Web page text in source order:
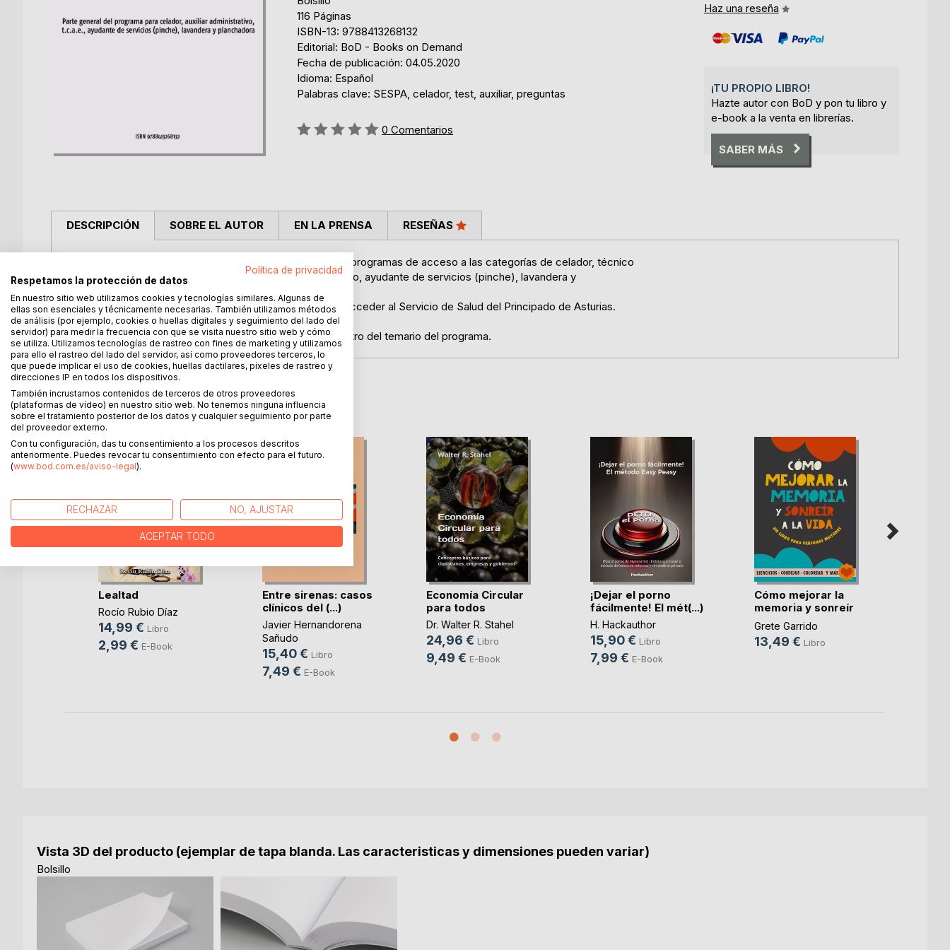
116 Páginas
ISBN-13: 9788413268132
Editorial: BoD - Books on Demand
Fecha de publicación: 04.05.2020
Idioma: Español
Palabras clave: SESPA, celador, test, auxiliar, preguntas
Rating:
0 Comentarios
Haz una reseña
¡TU PROPIO LIBRO!
Hazte autor con BoD y pon tu libro y
e-book a la venta en librerías.
SABER MÁS
DESCRIPCIÓN
320 preguntas tipo test relativas a la parte general de los programas de acceso a las categorías de celador, técnico
en cuidados auxiliares de enfermería, auxiliar administrativo, ayudante de servicios (pinche), lavandera y
planchadora.
Válidas para interinos, eventuales y personal que desee acceder al Servicio de Salud del Principado de Asturias.
Divididas en 8 test mixtos de 40 preguntas cada uno.
Con las respuestas a cada pregunta y su localización dentro del temario del programa.
SOBRE EL AUTOR EN LA PRENSA RESEÑAS
MÁS TÍTULOS DEBoD
Lealtad
Rocío Rubio Díaz
14,99 € Libro
2,99 € E-Book
Entre sirenas: casos
clínicos del (...)
Javier Hernandorena
Sañudo
15,40 € Libro
7,49 € E-Book
Economía Circular
para todos
Dr. Walter R. Stahel
24,96 € Libro
9,49 € E-Book
¡Dejar el porno
fácilmente! El mét(...)
H. Hackauthor
15,90 € Libro
7,99 € E-Book
Cómo mejorar la
memoria y sonreír
(...)
Grete Garrido
13,49 € Libro
Vista 3D del producto (ejemplar de tapa blanda. Las caracteristicas y dimensiones pueden variar)
Bolsillo
Política de privacidad
Respetamos la protección de datos
En nuestro sitio web utilizamos cookies y tecnologías similares. Algunas de
ellas son esenciales y técnicamente necesarias. También utilizamos métodos
de análisis (por ejemplo, cookies o huellas digitales y seguimiento del lado del
servidor) para medir la frecuencia con que se visita nuestro sitio web y cómo
se utiliza. Utilizamos tecnologías de rastreo con fines de marketing y utilizamos
para ello el rastreo del lado del servidor, así como proveedores terceros, lo
que puede implicar el uso de cookies, huellas dactilares, píxeles de rastreo y
direcciones IP en todos los dispositivos.
También incrustamos contenidos de terceros de otros proveedores
(plataformas de vídeo) en nuestro sitio web. No tenemos ninguna influencia
sobre el tratamiento posterior de los datos y cualquier seguimiento por parte
del proveedor externo.
Con tu configuración, das tu consentimiento a los procesos descritos
anteriormente. Puedes revocar tu consentimiento con efecto para el futuro.
(www.bod.com.es/aviso-legal).
RECHAZAR NO, AJUSTAR
ACEPTAR TODO